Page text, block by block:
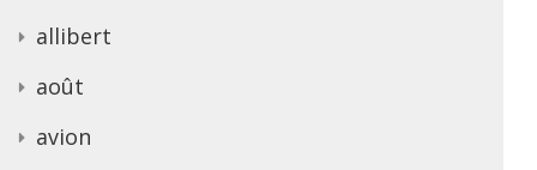
allibert
août
avion